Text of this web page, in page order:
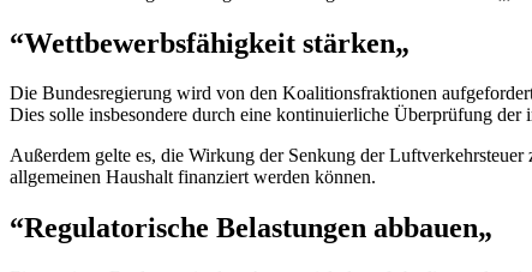
“Wettbewerbsfähigkeit stärken„
Die Bundesregierung wird von den Koalitionsfraktionen
Dies solle insbesondere durch eine kontinuierliche Überprüfung der
Außerdem gelte es, die Wirkung der Senkung der
allgemeinen Haushalt finanziert werden können.
“Regulatorische Belastungen abbauen„